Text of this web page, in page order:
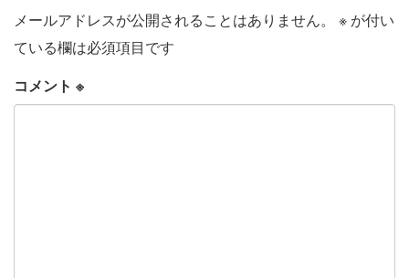
メールアドレスが公開されることはありません。 ※ が付い
ている欄は必須項目です
コメント ※